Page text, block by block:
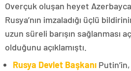
Overçuk oluşan heyet
Rusya’nın imzaladığı üçlü
uzun süreli barışın sağlanması
olduğunu açıklamıştı.
Rusya Devlet Başkanı Putin’in,